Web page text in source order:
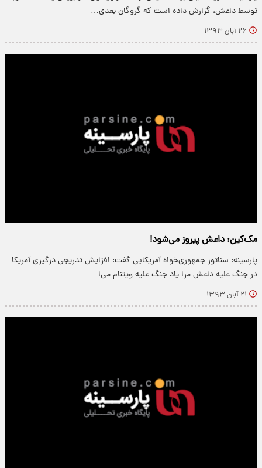
توسط داعش، گزارش داده است که گروگان بعدی…
۲۶ آبان ۱۳۹۳
مک‌کین: داعش پیروز می‌شود!
پارسینه: سناتور جمهوری‌خواه آمریکایی گفت: افزایش تدریجی درگیری آمریکا
در جنگ علیه داعش مرا یاد جنگ علیه ویتنام می‌ا…
۲۱ آبان ۱۳۹۳